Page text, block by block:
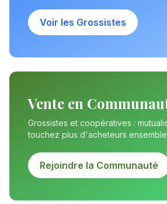
Voir les Grossistes
Vente en
Grossistes et coopératives :
touchez plus d'acheteurs
Rejoindre la Communauté